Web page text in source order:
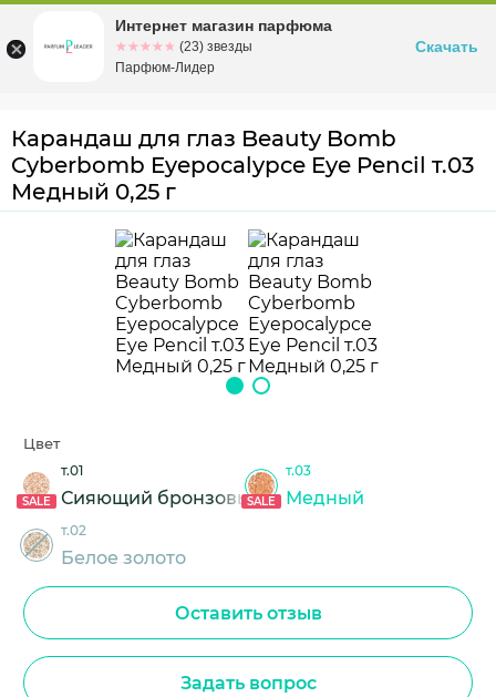
Омскул. Заозерная, 11, к. 1
Карандаш для глаз Beauty Bomb
Cyberbomb Eyepocalypce Eye Pencil т.03
Медный 0,25 г
Цвет
SALE
т.01
Сияющий бронзовыйSALE
т.03
Медный
т.02
Белое золото
Оставить отзыв
Задать вопрос
Интернет магазин парфюма
☆☆☆☆☆
★★★★★ (23) звезды
Парфюм-Лидер
Скачать